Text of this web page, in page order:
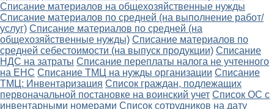
Списание материалов на общехозяйственные нужды
Списание материалов по средней (на выполнение работ/
услуг) Списание материалов по средней (на
общехозяйственные нужды) Списание материалов по
средней себестоимости (на выпуск продукции) Списание
НДС на затраты Списание переплаты налога не учтенного
на ЕНС Списание ТМЦ на нужды организации Списание
ТМЦ: Инвентаризация Список граждан, подлежащих
первоначальной постановке на воинский учет Список ОС с
инвентарными номерами Список сотрудников на дату